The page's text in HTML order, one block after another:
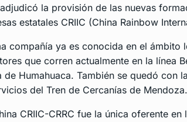
la provisión de las nuevas
estatales CRIIC (China Rainbow
compañía ya es conocida en el
que corren actualmente en la línea
de Humahuaca. También se quedó
del Tren de Cercanías de Mendoza.
CRIIC-CRRC fue la única oferente